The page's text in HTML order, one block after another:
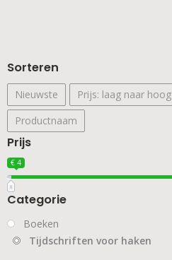
Sorteren
Nieuwste Prijs: laag naar hoog
Productnaam
Prijs
€ 4
Categorie
Boeken
Tijdschriften voor haken